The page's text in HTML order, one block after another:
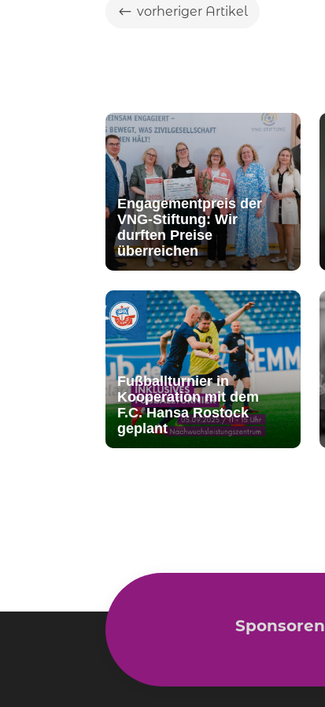
# vorheriger Artikel
Engagementpreis der
VNG-Stiftung: Wir
durften Preise
überreichen
Fußballturnier in
Kooperation mit dem
F.C. Hansa Rostock
geplant
Sponsoren